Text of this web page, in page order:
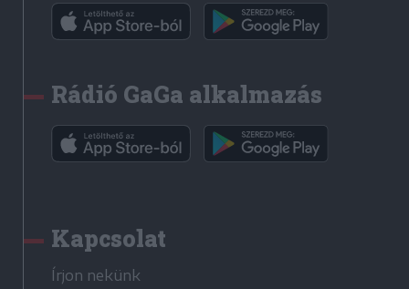
Rádió GaGa alkalmazás
Kapcsolat
Írjon nekünk